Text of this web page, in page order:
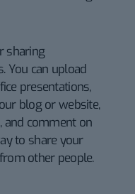
sharing
You can upload
presentations,
blog or website,
and comment on
to share your
other people.